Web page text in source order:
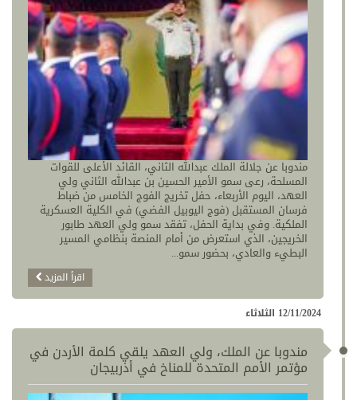
مندوبا عن جلالة الملك عبدالله الثاني، القائد الأعلى للقوات
المسلحة، رعى سمو الأمير الحسين بن عبدالله الثاني ولي
العهد، اليوم الأربعاء، حفل تخريج الفوج الخامس من ضباط
فرسان المستقبل (فوج اليوبيل الفضي) في الكلية العسكرية
الملكية. وفي بداية الحفل، تفقد سمو ولي العهد طابور
الخريجين، الذي استعرض من أمام المنصة بنظامي المسير
البطيء والعادي، بحضور سمو...
اقرأ المزيد
12/11/2024 الثلاثاء
مندوبا عن الملك، ولي العهد يلقي كلمة الأردن في
مؤتمر الأمم المتحدة للمناخ في أذربيجان